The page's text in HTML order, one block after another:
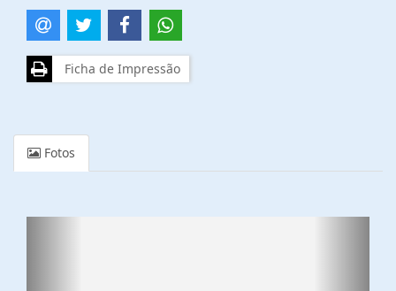
Ficha de Impressão
Fotos